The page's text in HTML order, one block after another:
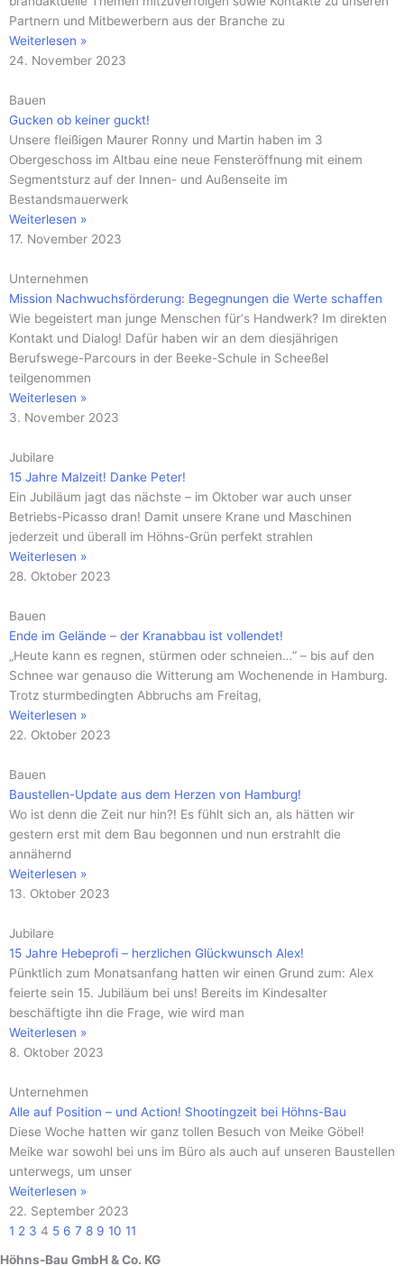
Partnern und Mitbewerbern aus der Branche zu
Weiterlesen »
24. November 2023
Bauen
Gucken ob keiner guckt!
Unsere fleißigen Maurer Ronny und Martin haben im 3
Obergeschoss im Altbau eine neue Fensteröffnung mit einem
Segmentsturz auf der Innen- und Außenseite im
Bestandsmauerwerk
Weiterlesen »
17. November 2023
Unternehmen
Mission Nachwuchsförderung: Begegnungen die Werte schaffen
Wie begeistert man junge Menschen für‘s Handwerk? Im direkten
Kontakt und Dialog! Dafür haben wir an dem diesjährigen
Berufswege-Parcours in der Beeke-Schule in Scheeßel
teilgenommen
Weiterlesen »
3. November 2023
Jubilare
15 Jahre Malzeit! Danke Peter!
Ein Jubiläum jagt das nächste – im Oktober war auch unser
Betriebs-Picasso dran! Damit unsere Krane und Maschinen
jederzeit und überall im Höhns-Grün perfekt strahlen
Weiterlesen »
28. Oktober 2023
Bauen
Ende im Gelände – der Kranabbau ist vollendet!
„Heute kann es regnen, stürmen oder schneien…“ – bis auf den
Schnee war genauso die Witterung am Wochenende in Hamburg.
Trotz sturmbedingten Abbruchs am Freitag,
Weiterlesen »
22. Oktober 2023
Bauen
Baustellen-Update aus dem Herzen von Hamburg!
Wo ist denn die Zeit nur hin?! Es fühlt sich an, als hätten wir
gestern erst mit dem Bau begonnen und nun erstrahlt die
annähernd
Weiterlesen »
13. Oktober 2023
Jubilare
15 Jahre Hebeprofi – herzlichen Glückwunsch Alex!
Pünktlich zum Monatsanfang hatten wir einen Grund zum: Alex
feierte sein 15. Jubiläum bei uns! Bereits im Kindesalter
beschäftigte ihn die Frage, wie wird man
Weiterlesen »
8. Oktober 2023
Unternehmen
Alle auf Position – und Action! Shootingzeit bei Höhns-Bau
Diese Woche hatten wir ganz tollen Besuch von Meike Göbel!
Meike war sowohl bei uns im Büro als auch auf unseren Baustellen
unterwegs, um unser
Weiterlesen »
22. September 2023
1 2 3 4 5 6 7 8 9 10 11
Höhns-Bau GmbH & Co. KG